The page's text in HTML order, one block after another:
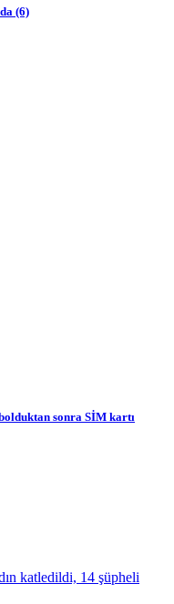
(6)
sonra SİM kartı
katledildi, 14 şüpheli